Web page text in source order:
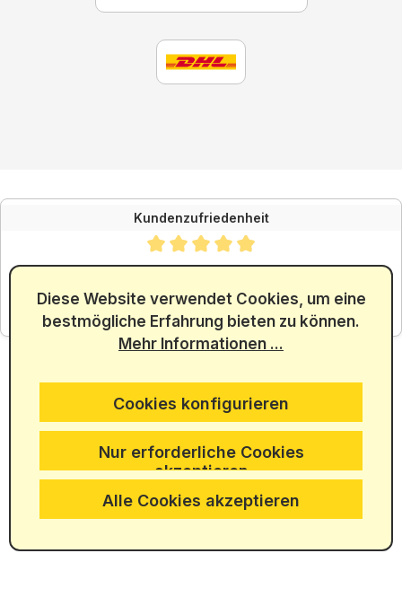
Kundenzufriedenheit
Durchschnittliche Bewertung von 4.88 von 5 Sternen
SEHR GUT
4.88/ 5.00
aus 5965 Bewertungen
Diese Website verwendet Cookies, um eine
bestmögliche Erfahrung bieten zu können.
Mehr Informationen ...
Alle Cookies akzeptieren
Cookies konfigurieren
Nur erforderliche Cookies
akzeptieren